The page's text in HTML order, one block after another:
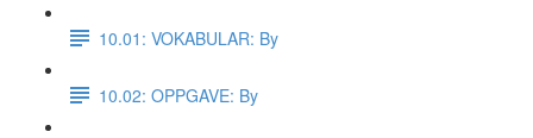
10.01: VOKABULAR: By
10.02: OPPGAVE: By